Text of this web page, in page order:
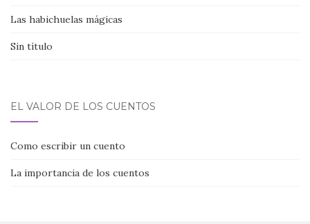
Las habichuelas mágicas
Sin título
EL VALOR DE LOS CUENTOS
Como escribir un cuento
La importancia de los cuentos